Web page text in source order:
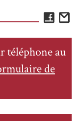
téléphone au
de